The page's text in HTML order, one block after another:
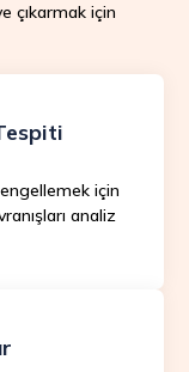
çıkarmak için
için
analiz